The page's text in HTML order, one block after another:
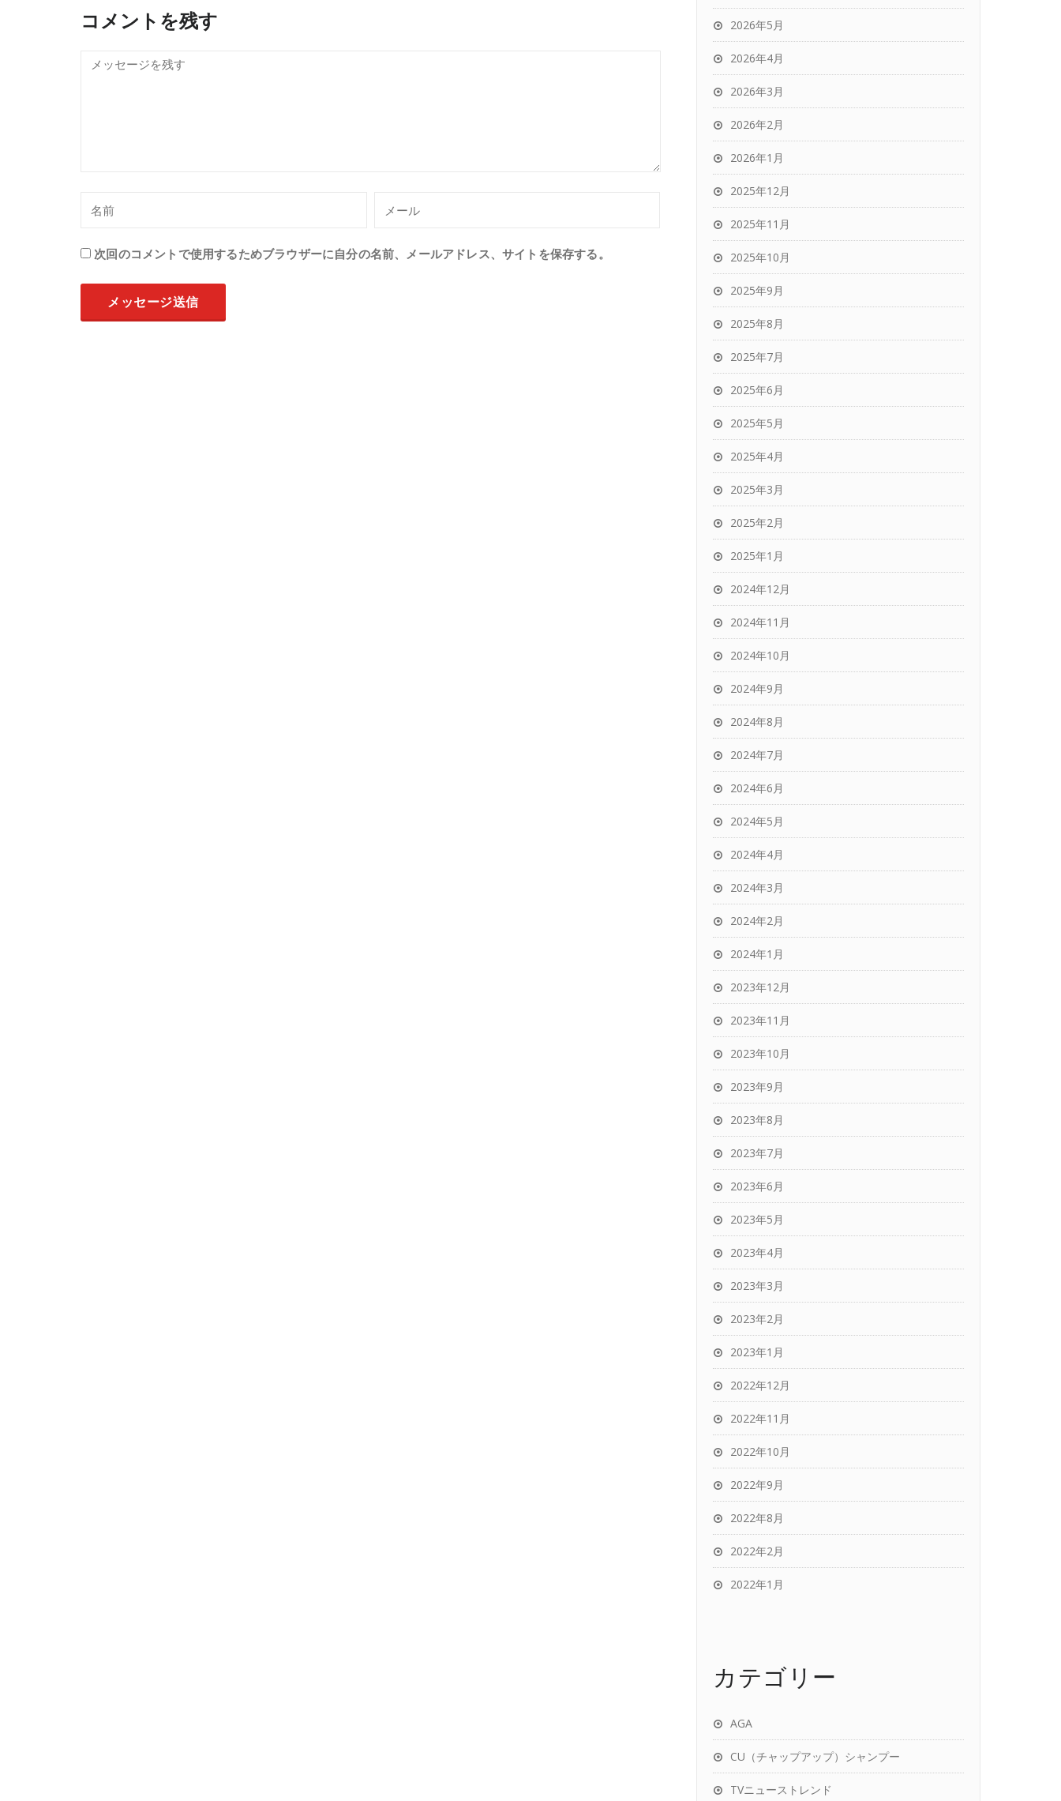
コメントを残す
次回のコメントで使用するためブラウザーに自分の名前、メールアドレス、サイトを保存する。
2026年5月
2026年4月
2026年3月
2026年2月
2026年1月
2025年12月
2025年11月
2025年10月
2025年9月
2025年8月
2025年7月
2025年6月
2025年5月
2025年4月
2025年3月
2025年2月
2025年1月
2024年12月
2024年11月
2024年10月
2024年9月
2024年8月
2024年7月
2024年6月
2024年5月
2024年4月
2024年3月
2024年2月
2024年1月
2023年12月
2023年11月
2023年10月
2023年9月
2023年8月
2023年7月
2023年6月
2023年5月
2023年4月
2023年3月
2023年2月
2023年1月
2022年12月
2022年11月
2022年10月
2022年9月
2022年8月
2022年2月
2022年1月
カテゴリー
AGA
CU（チャップアップ）シャンプー
TVニューストレンド